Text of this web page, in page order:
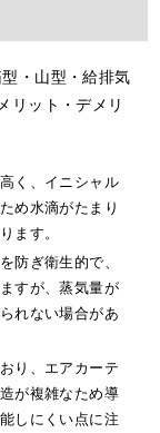
・山型・給排気
リット・デメリ
く、イニシャル
め水滴がたまり
ます。
防ぎ衛生的で、
すが、蒸気量が
れない場合があ
り、エアカーテ
が複雑なため導
しにくい点に注